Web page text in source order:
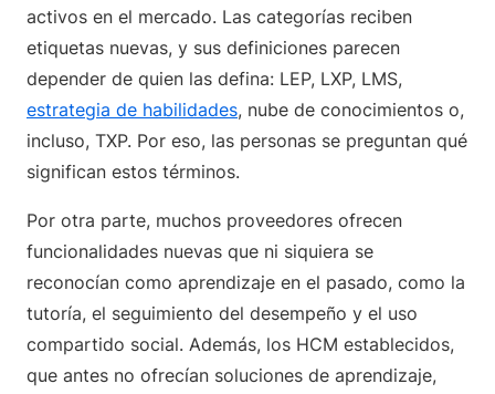
activos en el mercado. Las categorías reciben
etiquetas nuevas, y sus definiciones parecen
depender de quien las defina: LEP, LXP, LMS,
estrategia de habilidades, nube de conocimientos o,
incluso, TXP. Por eso, las personas se preguntan qué
significan estos términos.
Por otra parte, muchos proveedores ofrecen
funcionalidades nuevas que ni siquiera se
reconocían como aprendizaje en el pasado, como la
tutoría, el seguimiento del desempeño y el uso
compartido social. Además, los HCM establecidos,
que antes no ofrecían soluciones de aprendizaje,